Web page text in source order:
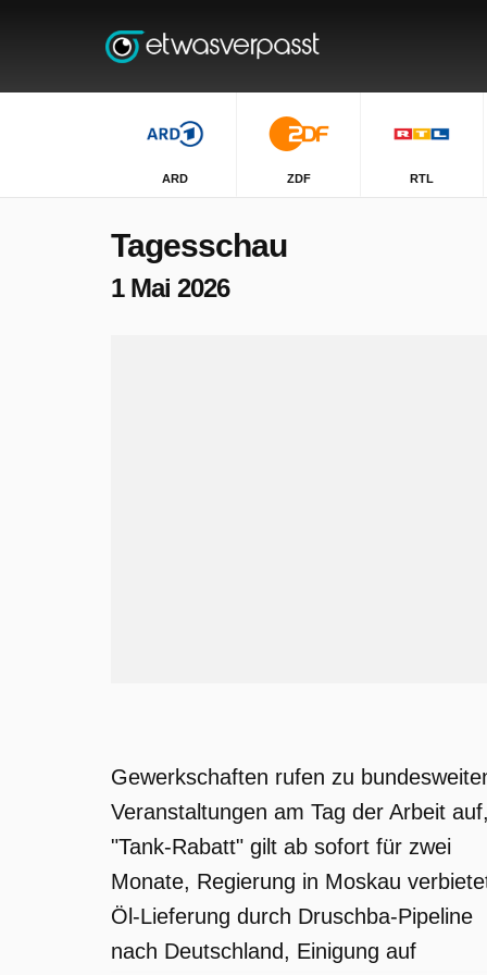
ARD ZDF RTL
Tagesschau
1 Mai 2026
Gewerkschaften rufen zu
Veranstaltungen am Tag der Arbeit auf,
"Tank-Rabatt" gilt ab sofort für zwei
Monate, Regierung in Moskau
Öl-Lieferung durch Druschba-Pipeline
nach Deutschland, Einigung auf